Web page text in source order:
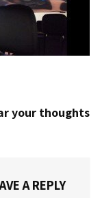
your thoughts
A REPLY